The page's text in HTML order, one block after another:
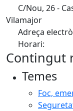
C/Nou, 26 -
Vilamajor
Adreça
Horari:
Contingut
Temes
Foc,